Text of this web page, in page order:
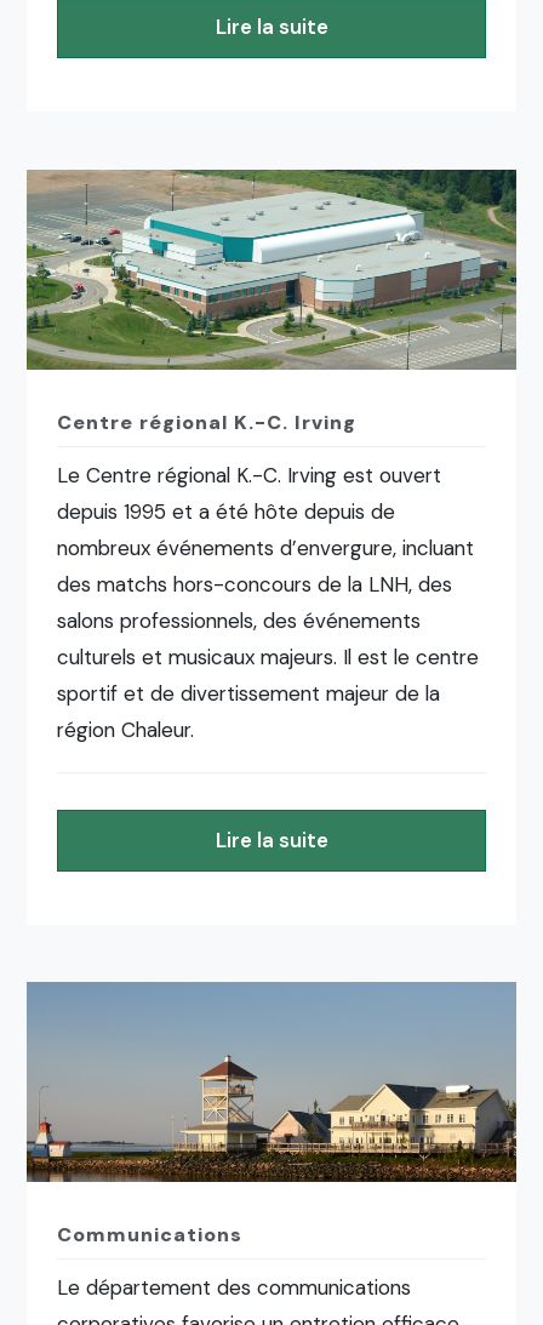
Lire la suite
Centre régional K.-C. Irving
Le Centre régional K.-C. Irving est ouvert
depuis 1995 et a été hôte depuis de
nombreux événements d’envergure, incluant
des matchs hors-concours de la LNH, des
salons professionnels, des événements
culturels et musicaux majeurs. Il est le centre
sportif et de divertissement majeur de la
région Chaleur.
Lire la suite
Communications
Le département des communications